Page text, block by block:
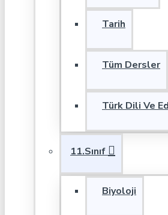
Tarih
Tüm Dersler
Türk Dili Ve
11.Sınıf
Biyoloji